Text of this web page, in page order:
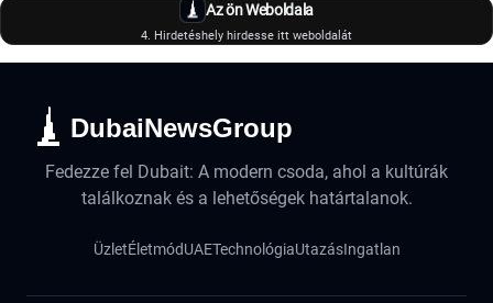
Az ön Weboldala
4. Hirdetéshely hirdesse itt weboldalát
DubaiNewsGroup
Fedezze fel Dubait: A modern csoda, ahol a kultúrák
találkoznak és a lehetőségek határtalanok.
ÜzletÉletmódUAETechnológiaUtazásIngatlan